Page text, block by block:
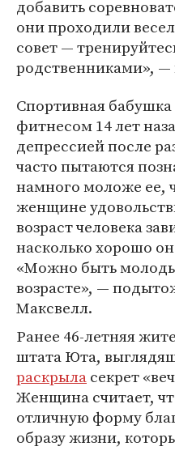
добавить
они проходили
совет —
родственниками», —
Спортивная бабушка
фитнесом 14 лет
депрессией после
часто пытаются
намного моложе ее,
женщине
возраст человека
насколько хорошо
«Можно быть
возрасте», —
Максвелл.
Ранее 46-летняя
штата Юта,
раскрыласекрет
Женщина считает,
отличную форму
образу жизни,